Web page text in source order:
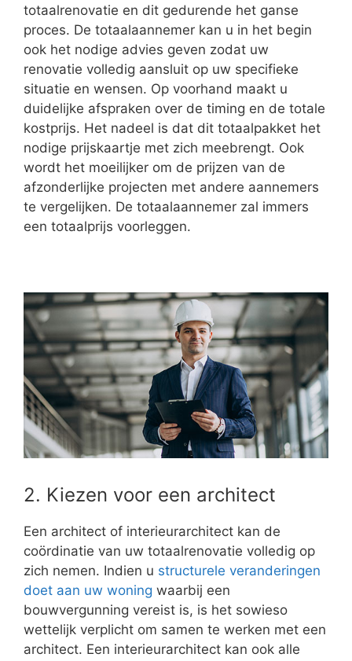
totaalrenovatie en dit gedurende het ganse
proces. De totaalaannemer kan u in het begin
ook het nodige advies geven zodat uw
renovatie volledig aansluit op uw specifieke
situatie en wensen. Op voorhand maakt u
duidelijke afspraken over de timing en de totale
kostprijs. Het nadeel is dat dit totaalpakket het
nodige prijskaartje met zich meebrengt. Ook
wordt het moeilijker om de prijzen van de
afzonderlijke projecten met andere aannemers
te vergelijken. De totaalaannemer zal immers
een totaalprijs voorleggen.
2. Kiezen voor een architect
Een architect of interieurarchitect kan de
coördinatie van uw totaalrenovatie volledig op
zich nemen. Indien u structurele veranderingen
doet aan uw woning waarbij een
bouwvergunning vereist is, is het sowieso
wettelijk verplicht om samen te werken met een
architect. Een interieurarchitect kan ook alle